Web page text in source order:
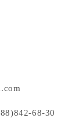
68-30